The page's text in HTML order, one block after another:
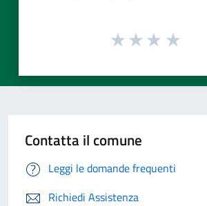
Contatta il comune
Leggi le domande frequenti
Richiedi Assistenza